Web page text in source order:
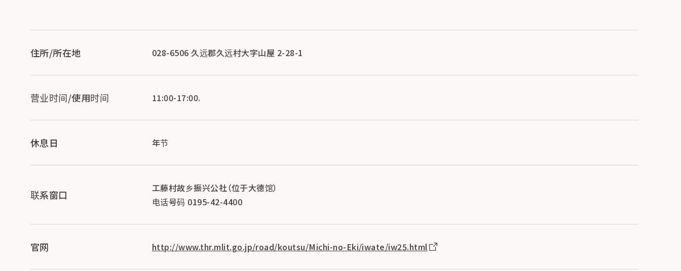
住所/所在地 028-6506 久远郡久远村大字山屋 2-28-1
营业时间/使用时间 11:00-17:00.
休息日 年节
联系窗口
工藤村故乡振兴公社（位于大德馆）
电话号码 0195-42-4400
官网 http://www.thr.mlit.go.jp/road/koutsu/Michi-no-Eki/iwate/iw25.html